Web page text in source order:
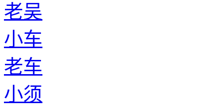
老吴
小车
老车
小须